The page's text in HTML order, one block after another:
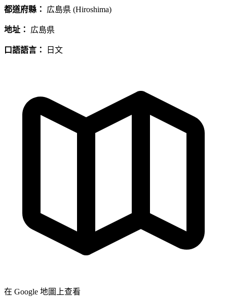
都道府縣： 広島県 (Hiroshima)
地址： 広島県
口語語言： 日文
在 Google 地圖上查看